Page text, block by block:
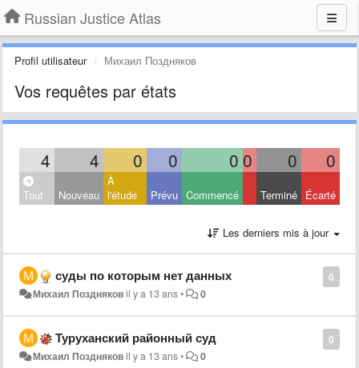
Russian Justice Atlas
Profil utilisateur Михаил Поздняков
Vos requêtes par états
4 4 0 0 0 0 0 0
Tout Nouveau
À
l'étude
Prévu Commencé Terminé Écarté
Les derniers mis à jour
0
суды по которым нет данных
Михаил Поздняковil y a 13 ans• 0
0
Туруханский районный суд
Михаил Поздняковil y a 13 ans• 0